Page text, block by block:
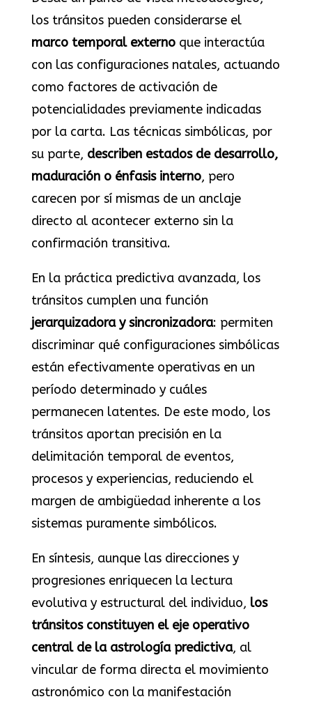
los tránsitos pueden considerarse el
marco temporal externoque interactúa
con las configuraciones natales, actuando
como factores de activación de
potencialidades previamente indicadas
por la carta. Las técnicas simbólicas, por
su parte, describen estados de desarrollo,
maduración o énfasis interno, pero
carecen por sí mismas de un anclaje
directo al acontecer externo sin la
confirmación transitiva.
En la práctica predictiva avanzada, los
tránsitos cumplen una función
jerarquizadora y sincronizadora: permiten
discriminar qué configuraciones simbólicas
están efectivamente operativas en un
período determinado y cuáles
permanecen latentes. De este modo, los
tránsitos aportan precisión en la
delimitación temporal de eventos,
procesos y experiencias, reduciendo el
margen de ambigüedad inherente a los
sistemas puramente simbólicos.
En síntesis, aunque las direcciones y
progresiones enriquecen la lectura
evolutiva y estructural del individuo, los
tránsitos constituyen el eje operativo
central de la astrología predictiva, al
vincular de forma directa el movimiento
astronómico con la manifestación